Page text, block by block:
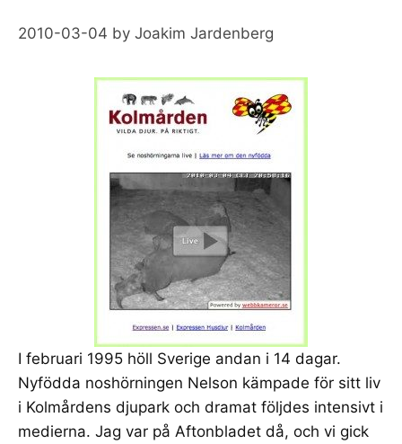
2010-03-04 by Joakim Jardenberg
I februari 1995 höll Sverige andan i 14 dagar.
Nyfödda noshörningen Nelson kämpade för sitt liv
i Kolmårdens djupark och dramat följdes intensivt i
medierna. Jag var på Aftonbladet då, och vi gick